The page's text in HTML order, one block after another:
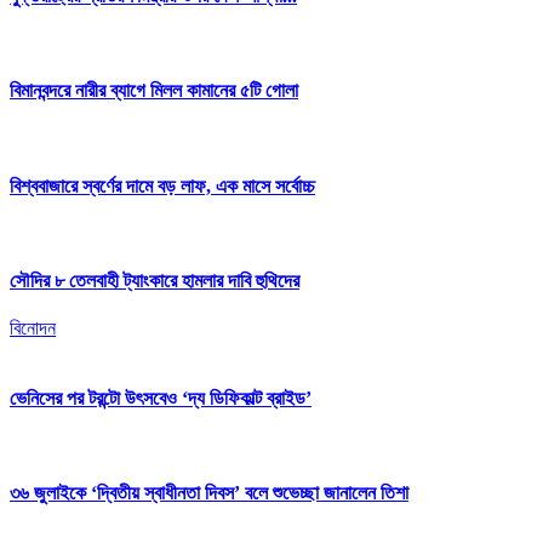
বিমানবন্দরে নারীর ব্যাগে মিলল কামানের ৫টি গোলা
বিশ্ববাজারে স্বর্ণের দামে বড় লাফ, এক মাসে সর্বোচ্চ
সৌদির ৮ তেলবাহী ট্যাংকারে হামলার দাবি হুথিদের
বিনোদন
ভেনিসের পর টরন্টো উৎসবেও ‘দ্য ডিফিকাল্ট ব্রাইড’
৩৬ জুলাইকে ‘দ্বিতীয় স্বাধীনতা দিবস’ বলে শুভেচ্ছা জানালেন তিশা